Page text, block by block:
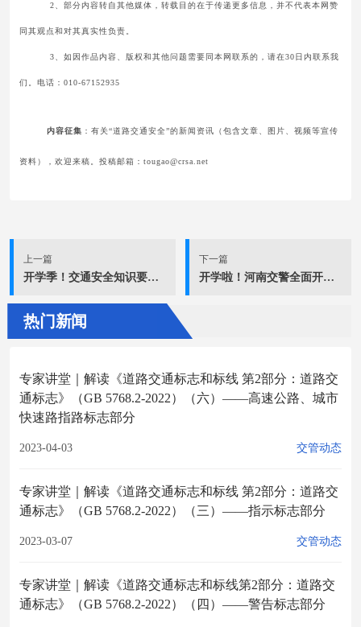
2、部分内容转自其他媒体，转载目的在于传递更多信息，并不代表本网赞
同其观点和对其真实性负责。
3、如因作品内容、版权和其他问题需要同本网联系的，请在30日内联系我
们。电话：010-67152935
内容征集 ：有关“道路交通安全”的新闻资讯（包含文章、图片、视频等宣传
资料），欢迎来稿。投稿邮箱：tougao@crsa.net
上一篇
开学季！交通安全知识要知道！
下一篇
开学啦！河南交警全面开启“护学模式” | 开学季
热门新闻
专家讲堂｜解读《道路交通标志和标线 第2部分：道路交
通标志》（GB 5768.2-2022）（六）——高速公路、城市
快速路指路标志部分
2023-04-03 交管动态
专家讲堂｜解读《道路交通标志和标线 第2部分：道路交
通标志》（GB 5768.2-2022）（三）——指示标志部分
2023-03-07 交管动态
专家讲堂｜解读《道路交通标志和标线第2部分：道路交
通标志》（GB 5768.2-2022）（四）——警告标志部分